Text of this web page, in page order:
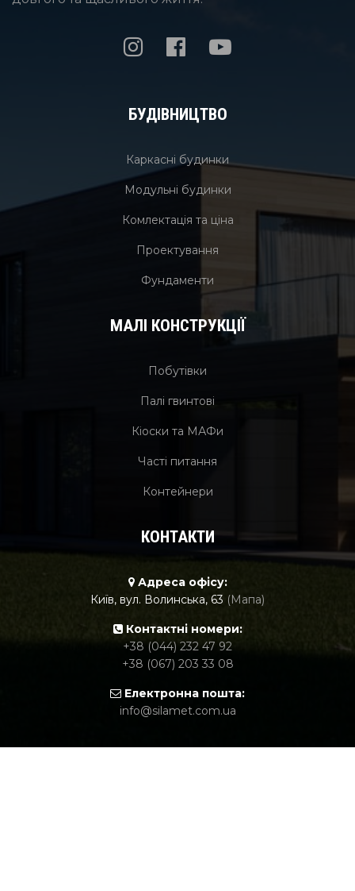
БУДІВНИЦТВО
Каркасні будинки
Модульні будинки
Комлектація та ціна
Проектування
Фундаменти
МАЛІ КОНСТРУКЦІЇ
Побутівки
Палі гвинтові
Кіоски та МАФи
Часті питання
Контейнери
КОНТАКТИ
Адреса офісу:
Київ, вул. Волинська, 63 (Мапа)
Контактні номери:
+38 (044) 232 47 92
+38 (067) 203 33 08
Електронна пошта:
info@silamet.com.ua